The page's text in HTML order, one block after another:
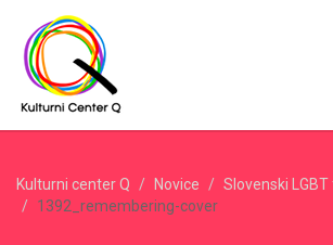
Kulturni center Q Novice
Slovenski
1392_remembering-cover